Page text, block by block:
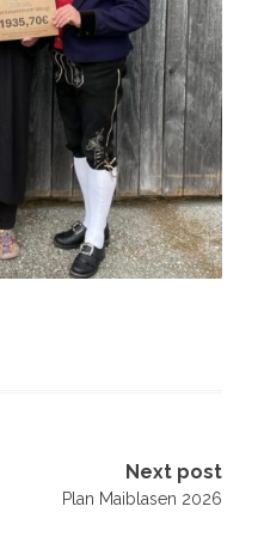
Next post
Plan Maiblasen 2026